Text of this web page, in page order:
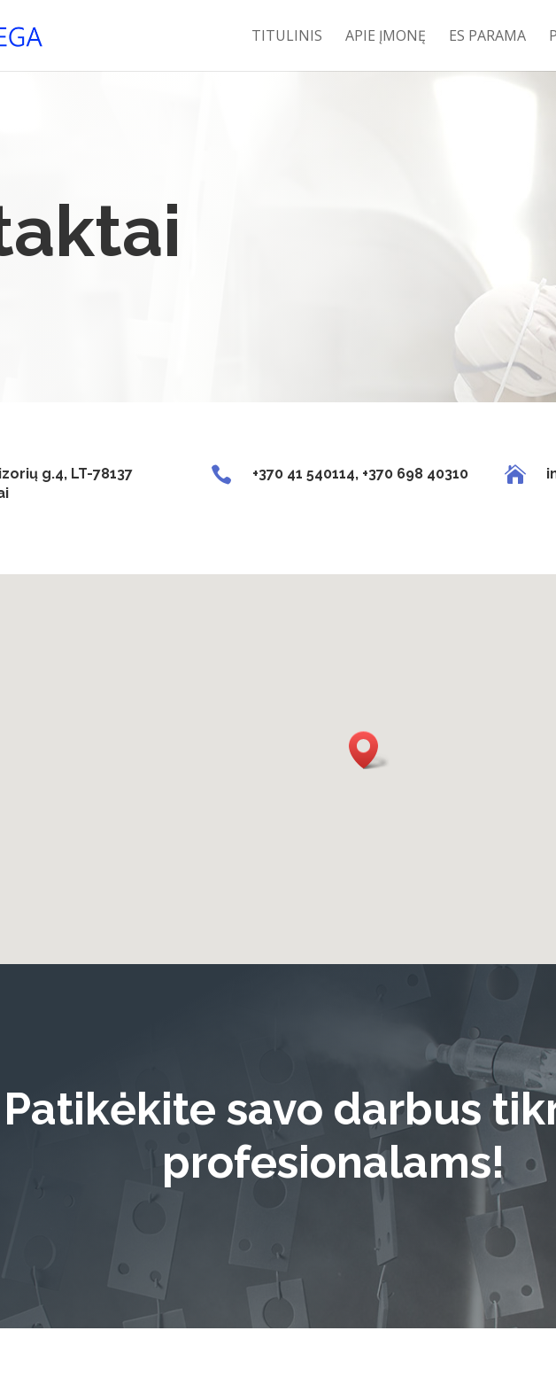
TITULINIS APIE ĮMONĘ ES PARAMA
g.4, LT-78137
 +370 41 540114, +370 698 40310 
Patikėkite savo darbus
profesionalams!